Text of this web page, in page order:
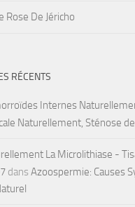
Rose De Jéricho
RÉCENTS
Internes
Naturellement, Sténose
La Microlithiase -
dans Azoospermie: Causes